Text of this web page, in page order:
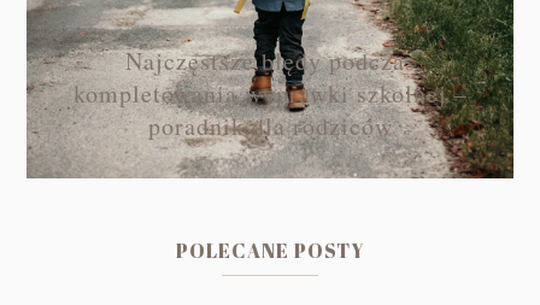
Najczęstsze błędy podczas
kompletowania wyprawki szkolnej –
poradnik dla rodziców
POLECANE POSTY